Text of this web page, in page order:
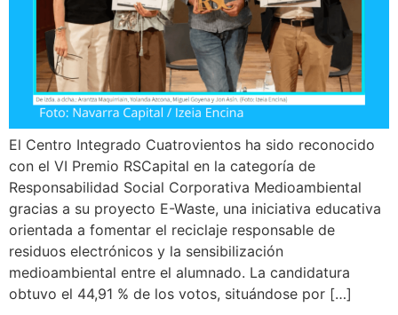
El Centro Integrado Cuatrovientos ha sido reconocido
con el VI Premio RSCapital en la categoría de
Responsabilidad Social Corporativa Medioambiental
gracias a su proyecto E-Waste, una iniciativa educativa
orientada a fomentar el reciclaje responsable de
residuos electrónicos y la sensibilización
medioambiental entre el alumnado. La candidatura
obtuvo el 44,91 % de los votos, situándose por […]